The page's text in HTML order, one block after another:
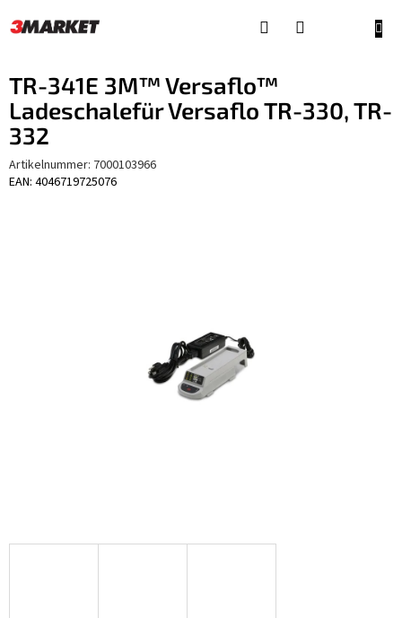
Inhalt
TR-341E 3M™ Versaflo™
Ladeschalefür Versaflo TR-330, TR-
332
Artikelnummer: 7000103966
EAN: 4046719725076